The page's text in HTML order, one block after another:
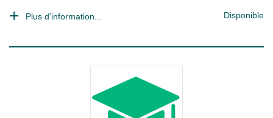
Plus d'information... Disponible